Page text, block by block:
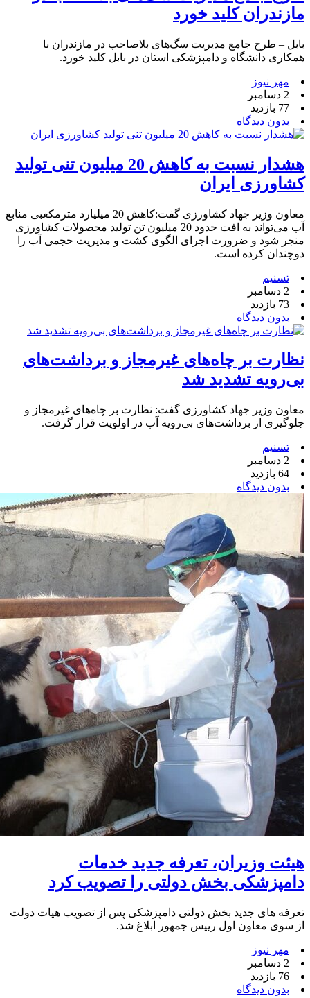
مازندران کلید خورد
بابل – طرح جامع مدیریت سگ‌های بلاصاحب در مازندران با
همکاری دانشگاه و دامپزشکی استان در بابل کلید خورد.
مهر نیوز
2 دسامبر
77 بازدید
بدون دیدگاه
هشدار نسبت به کاهش 20 میلیون تنی تولید
کشاورزی ایران
معاون وزیر جهاد کشاورزی گفت:کاهش 20 میلیارد مترمکعبی منابع
آب می‌تواند به افت حدود 20 میلیون تن تولید محصولات کشاورزی
منجر شود و ضرورت اجرای الگوی کشت و مدیریت حجمی آب را
دوچندان کرده است.
تسنیم
2 دسامبر
73 بازدید
بدون دیدگاه
نظارت بر چاه‌های غیرمجاز و برداشت‌های
بی‌رویه تشدید شد
معاون وزیر جهاد کشاورزی گفت: نظارت بر چاه‌های غیرمجاز و
جلوگیری از برداشت‌های بی‌رویه آب در اولویت قرار گرفت.
تسنیم
2 دسامبر
64 بازدید
بدون دیدگاه
هیئت وزیران، تعرفه جدید خدمات
دامپزشکی بخش دولتی را تصویب کرد
تعرفه های جدید بخش دولتی دامپزشکی پس از تصویب هیات دولت
از سوی معاون اول رییس جمهور ابلاغ شد.
مهر نیوز
2 دسامبر
76 بازدید
بدون دیدگاه